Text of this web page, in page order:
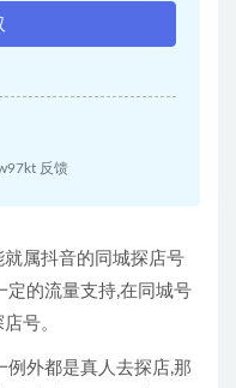
反馈
属抖音的同城探店号
定的流量支持,在同城号
号。
例外都是真人去探店,那